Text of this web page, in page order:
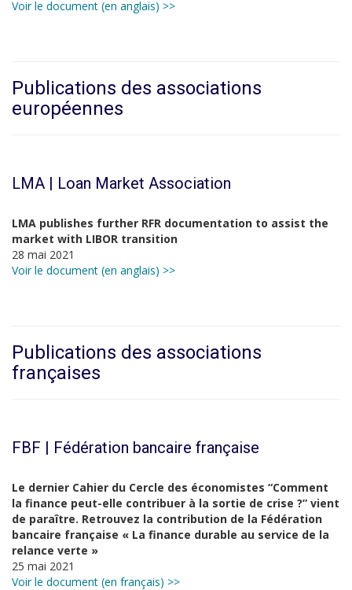
Voir le document (en anglais) >>
Publications des associations
européennes
LMA | Loan Market Association
LMA publishes further RFR documentation to assist the
market with LIBOR transition
28 mai 2021
Voir le document (en anglais) >>
Publications des associations
françaises
FBF | Fédération bancaire française
Le dernier Cahier du Cercle des économistes “Comment
la finance peut-elle contribuer à la sortie de crise ?” vient
de paraître. Retrouvez la contribution de la Fédération
bancaire française « La finance durable au service de la
relance verte »
25 mai 2021
Voir le document (en français) >>